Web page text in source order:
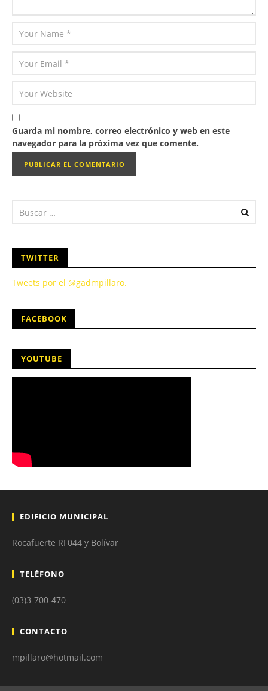
Guarda mi nombre, correo electrónico y web en este
navegador para la próxima vez que comente.
TWITTER
Tweets por el @gadmpillaro.
FACEBOOK
YOUTUBE
EDIFICIO MUNICIPAL
Rocafuerte RF044 y Bolívar
TELÉFONO
(03)3-700-470
CONTACTO
mpillaro@hotmail.com